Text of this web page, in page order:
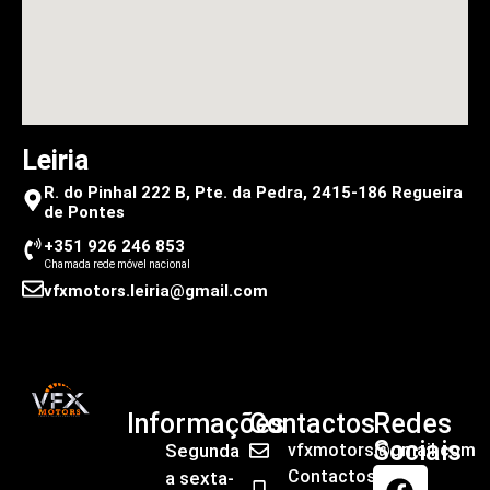
Leiria
R. do Pinhal 222 B, Pte. da Pedra, 2415-186 Regueira
de Pontes
+351 926 246 853
Chamada rede móvel nacional
vfxmotors.leiria@gmail.com
Informações
Segunda
a sexta-
Contactos
vfxmotors@gmail.com
Contactos
Redes
Sociais